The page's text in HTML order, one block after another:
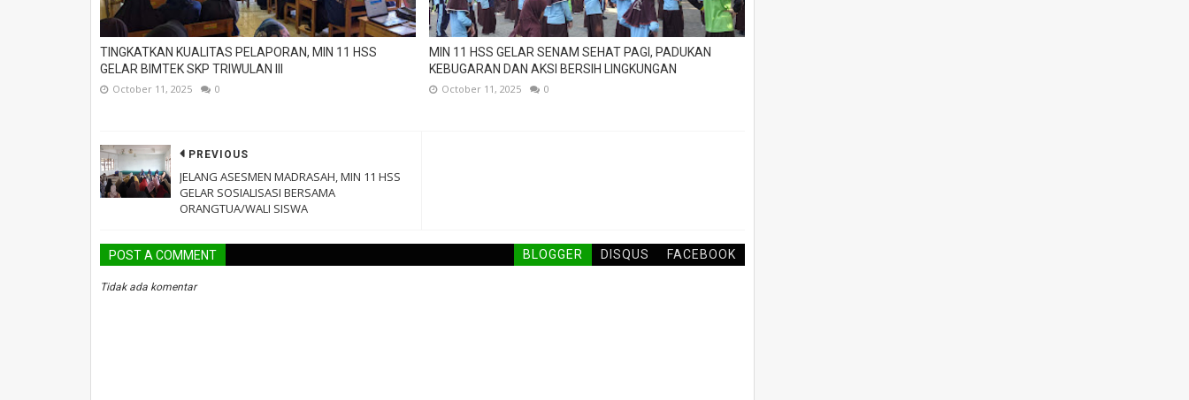
TINGKATKAN KUALITAS PELAPORAN, MIN 11 HSS
GELAR BIMTEK SKP TRIWULAN III
October 11, 2025 0
MIN 11 HSS GELAR SENAM SEHAT PAGI, PADUKAN
KEBUGARAN DAN AKSI BERSIH LINGKUNGAN
October 11, 2025 0
PREVIOUS
JELANG ASESMEN MADRASAH, MIN 11 HSS
GELAR SOSIALISASI BERSAMA
ORANGTUA/WALI SISWA
POST A COMMENT BLOGGER DISQUS FACEBOOK
Tidak ada komentar